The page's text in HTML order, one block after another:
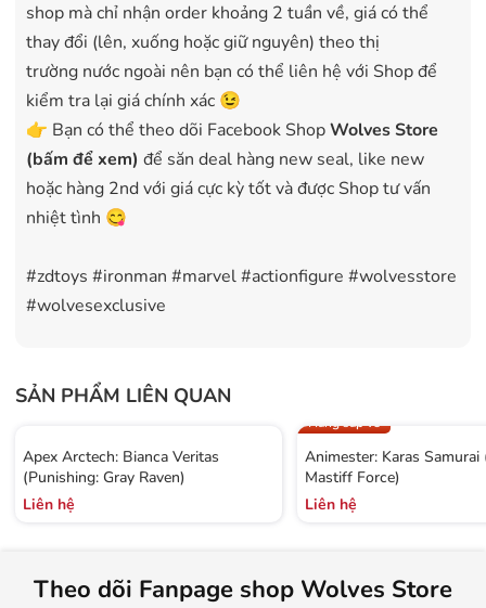
shop mà chỉ nhận order khoảng 2 tuần về, giá có thể
thay đổi (lên, xuống hoặc giữ nguyên) theo thị
trường nước ngoài nên bạn có thể liên hệ với Shop để
kiểm tra lại giá chính xác 😉
👉 Bạn có thể theo dõi Facebook ShopWolves Store
(bấm để xem) để săn deal hàng new seal, like new
hoặc hàng 2nd với giá cực kỳ tốt và được Shop tư vấn
nhiệt tình 😋
#zdtoys #ironman #marvel #actionfigure #wolvesstore
#wolvesexclusive
SẢN PHẨM LIÊN QUAN
Apex Arctech: Bianca Veritas
(Punishing: Gray Raven)
Liên hệ
Hàng sắp về
Animester: Karas
Mastiff Force)
Liên hệ
Theo dõi Fanpage shop Wolves Store